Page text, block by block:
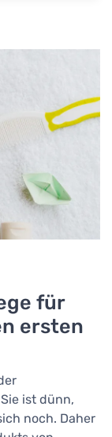
für
ersten
ist dünn,
noch. Daher